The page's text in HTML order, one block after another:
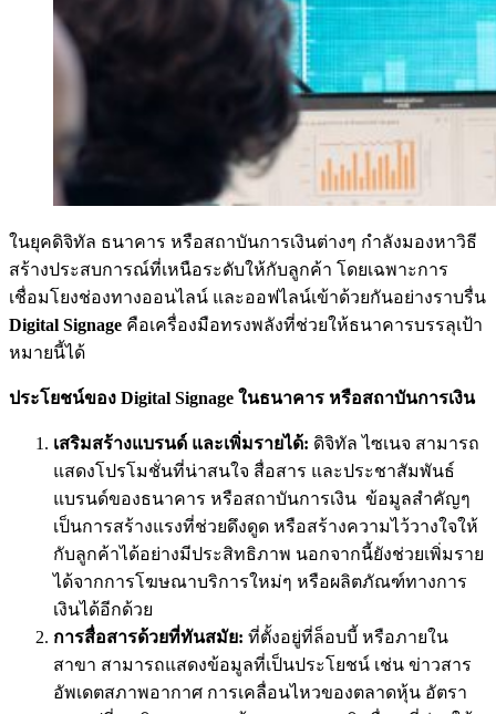
ในยุคดิจิทัล ธนาคาร หรือสถาบันการเงินต่างๆ กำลังมองหาวิธี
สร้างประสบการณ์ที่เหนือระดับให้กับลูกค้า โดยเฉพาะการ
เชื่อมโยงช่องทางออนไลน์ และออฟไลน์เข้าด้วยกันอย่างราบรื่น
Digital Signage คือเครื่องมือทรงพลังที่ช่วยให้ธนาคารบรรลุเป้า
หมายนี้ได้
ประโยชน์ของ Digital Signage ในธนาคาร หรือสถาบันการเงิน
เสริมสร้างแบรนด์ และเพิ่มรายได้: ดิจิทัล ไซเนจ สามารถ
แสดงโปรโมชั่นที่น่าสนใจ สื่อสาร และประชาสัมพันธ์
แบรนด์ของธนาคาร หรือสถาบันการเงิน ข้อมูลสำคัญๆ
เป็นการสร้างแรงที่ช่วยดึงดูด หรือสร้างความไว้วางใจให้
กับลูกค้าได้อย่างมีประสิทธิภาพ นอกจากนี้ยังช่วยเพิ่มราย
ได้จากการโฆษณาบริการใหม่ๆ หรือผลิตภัณฑ์ทางการ
เงินได้อีกด้วย
การสื่อสารด้วยที่ทันสมัย: ที่ตั้งอยู่ที่ล็อบบี้ หรือภายใน
สาขา สามารถแสดงข้อมูลที่เป็นประโยชน์ เช่น ข่าวสาร
อัพเดตสภาพอากาศ การเคลื่อนไหวของตลาดหุ้น อัตรา